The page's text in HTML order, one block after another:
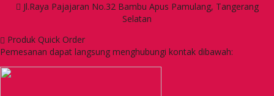
Jl.Raya Pajajaran No.32 Bambu Apus Pamulang, Tangerang
Selatan
Produk Quick Order
Pemesanan dapat langsung menghubungi kontak dibawah: